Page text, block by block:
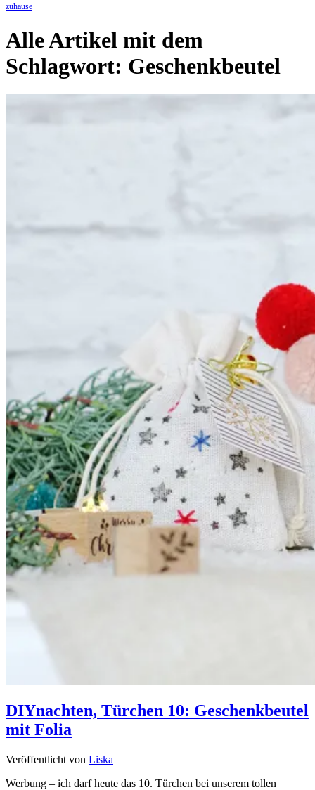
zuhause
Alle Artikel mit dem
Schlagwort: Geschenkbeutel
DIYnachten, Türchen 10: Geschenkbeutel
mit Folia
Veröffentlicht von Liska
Werbung – ich darf heute das 10. Türchen bei unserem tollen